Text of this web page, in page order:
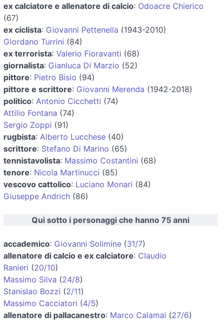
ex calciatore e allenatore di calcio: Odoacre Chierico
(67)
ex ciclista: Giovanni Pettenella (1943-2010)
Giordano Turrini (84)
ex terrorista: Valerio Fioravanti (68)
giornalista: Gianluca Di Marzio (52)
pittore: Pietro Bisio (94)
pittore e scrittore: Giovanni Merenda (1942-2018)
politico: Antonio Cicchetti (74)
Attilio Fontana (74)
Sergio Zoppi (91)
rugbista: Alberto Lucchese (40)
scrittore: Stefano Di Marino (65)
tennistavolista: Massimo Costantini (68)
tenore: Nicola Martinucci (85)
vescovo cattolico: Luciano Monari (84)
Giuseppe Andrich (86)
Qui sotto i personaggi che hanno 75 anni
accademico: Giovanni Solimine (31/7)
allenatore di calcio e ex calciatore: Claudio
Ranieri (20/10)
Massimo Silva (24/8)
Stanislao Bozzi (2/11)
Massimo Cacciatori (4/5)
allenatore di pallacanestro: Marco Calamai (27/6)